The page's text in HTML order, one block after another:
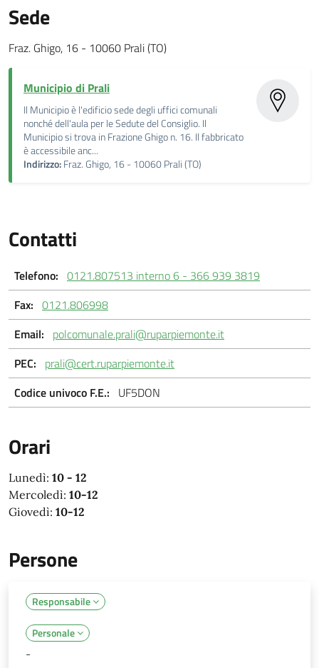
Sede
Fraz. Ghigo, 16 - 10060 Prali (TO)
Municipio di Prali
Il Municipio è l'edificio sede degli uffici comunali
nonché dell'aula per le Sedute del Consiglio. Il
Municipio si trova in Frazione Ghigo n. 16. Il fabbricato
è accessibile anc...
Indirizzo:Fraz. Ghigo, 16 - 10060 Prali (TO)
Contatti
Telefono: 0121.807513 interno 6 - 366 939 3819
Fax: 0121.806998
Email: polcomunale.prali@ruparpiemonte.it
PEC: prali@cert.ruparpiemonte.it
Codice univoco F.E.: UF5DON
Orari
Lunedì: 10 - 12
Mercoledì: 10-12
Giovedì: 10-12
Persone
Responsabile
Personale
-